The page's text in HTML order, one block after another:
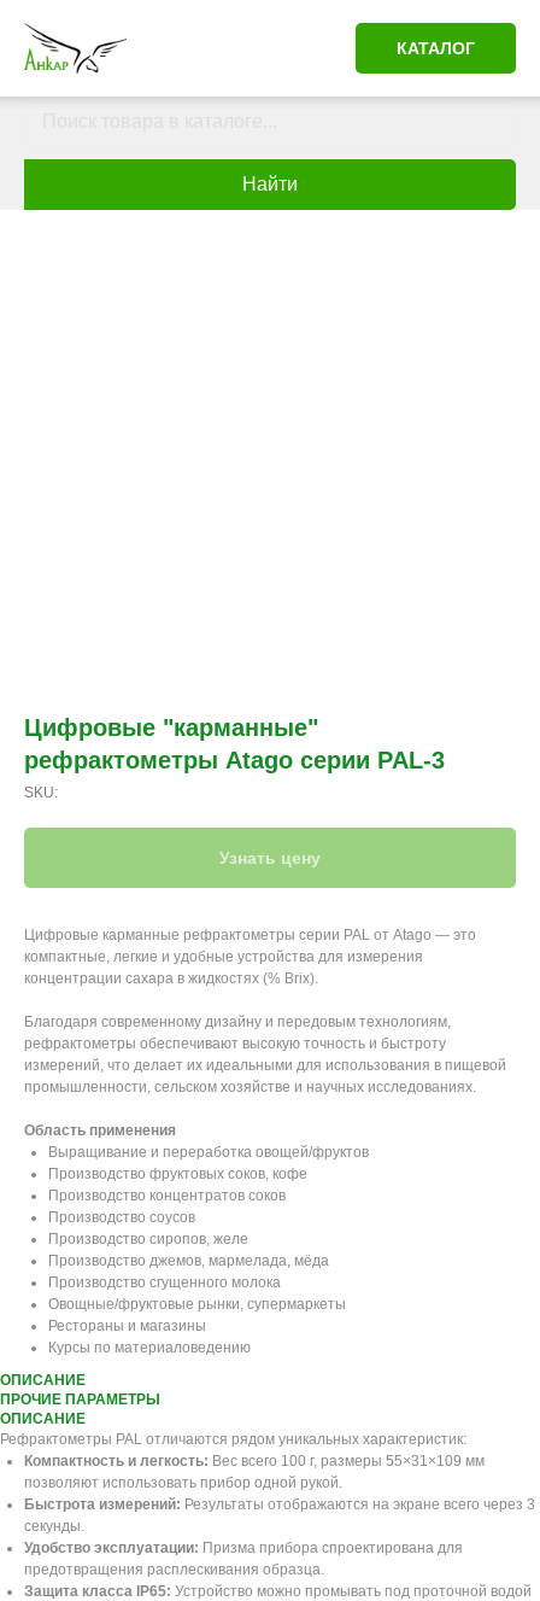
КАТАЛОГ
Найти
Цифровые "карманные"
рефрактометры Atago серии PAL-3
SKU:
Узнать цену
Цифровые карманные рефрактометры серии PAL от Atago — это
компактные, легкие и удобные устройства для измерения
концентрации сахара в жидкостях (% Brix).
Благодаря современному дизайну и передовым технологиям,
рефрактометры обеспечивают высокую точность и быстроту
измерений, что делает их идеальными для использования в пищевой
промышленности, сельском хозяйстве и научных исследованиях.
Область применения
Выращивание и переработка овощей/фруктов
Производство фруктовых соков, кофе
Производство концентратов соков
Производство соусов
Производство сиропов, желе
Производство джемов, мармелада, мёда
Производство сгущенного молока
Овощные/фруктовые рынки, супермаркеты
Рестораны и магазины
Курсы по материаловедению
ОПИСАНИЕ
ПРОЧИЕ ПАРАМЕТРЫ
ОПИСАНИЕ
Рефрактометры PAL отличаются рядом уникальных характеристик:
Компактность и легкость: Вес всего 100 г, размеры 55×31×109 мм
позволяют использовать прибор одной рукой.
Быстрота измерений: Результаты отображаются на экране всего через 3
секунды.
Удобство эксплуатации: Призма прибора спроектирована для
предотвращения расплескивания образца.
Защита класса IP65: Устройство можно промывать под проточной водой